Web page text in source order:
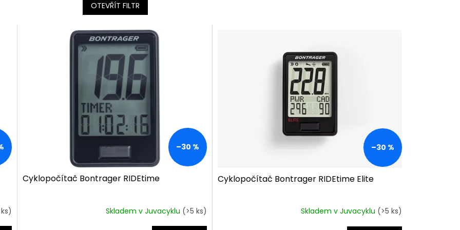
OTEVŘÍT FILTR
–30 %
Cyklopočítač Bontrager RIDEtime
Skladem v Juvacyklu (>5 ks)
–30 %
Cyklopočítač Bontrager RIDEtime Elite
Skladem v Juvacyklu (>5 ks)